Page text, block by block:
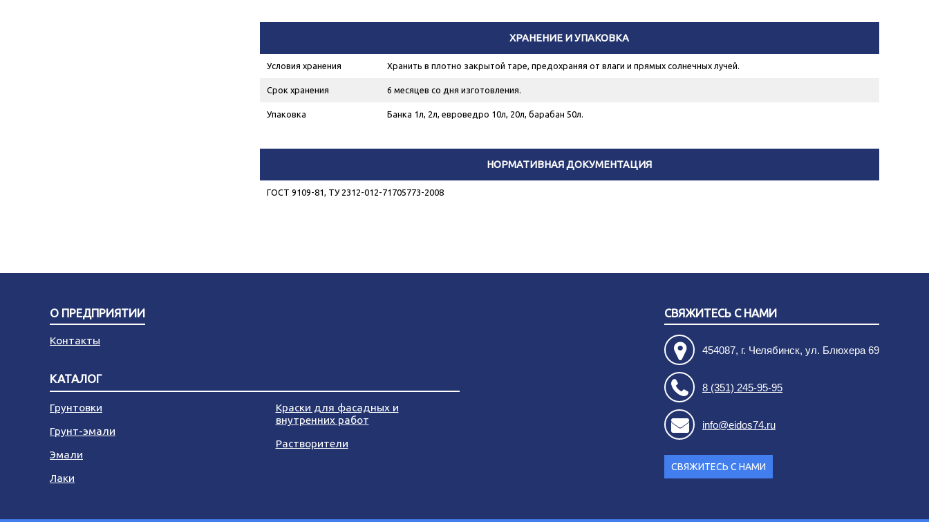
ХРАНЕНИЕ И УПАКОВКА
Условия хранения Хранить в плотно закрытой таре, предохраняя от влаги и прямых солнечных лучей.
Срок хранения 6 месяцев со дня изготовления.
Упаковка Банка 1л, 2л, евроведро 10л, 20л, барабан 50л.
НОРМАТИВНАЯ ДОКУМЕНТАЦИЯ
ГОСТ 9109-81, ТУ 2312-012-71705773-2008
О ПРЕДПРИЯТИИ
Контакты
КАТАЛОГ
Грунтовки
Грунт-эмали
Эмали
Лаки
Краски для фасадных и
внутренних работ
Растворители
СВЯЖИТЕСЬ С НАМИ
454087, г. Челябинск, ул. Блюхера 69
8 (351) 245-95-95
info@eidos74.ru
СВЯЖИТЕСЬ С НАМИ